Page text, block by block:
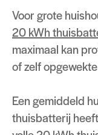
Voor grote
20 kWh
maximaal kan
of zelf
Een gemiddeld
thuisbatterij